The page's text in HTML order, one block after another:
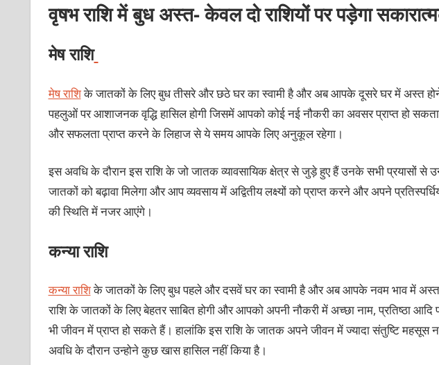
वृषभ राशि में बुध अस्त- केवल दो राशियों पर पड़ेगा
मेष राशि
मेष राशिके जातकों के लिए बुध तीसरे और छठे घर का स्वामी है और अब आपके दूसरे घर में अस्त
पहलुओं पर आशाजनक वृद्धि हासिल होगी जिसमें आपको कोई नई नौकरी का अवसर प्राप्त हो
और सफलता प्राप्त करने के लिहाज से ये समय आपके लिए अनुकूल रहेगा।
इस अवधि के दौरान इस राशि के जो जातक व्यावसायिक क्षेत्र से जुड़े हुए हैं उनके सभी प्रयासों से
जातकों को बढ़ावा मिलेगा और आप व्यवसाय में अद्वितीय लक्ष्यों को प्राप्त करने और अपने
की स्थिति में नजर आएंगे।
कन्या राशि
कन्या राशिके जातकों के लिए बुध पहले और दसवें घर का स्वामी है और अब आपके नवम भाव में अस्त
राशि के जातकों के लिए बेहतर साबित होगी और आपको अपनी नौकरी में अच्छा नाम, प्रतिष्ठा आदि
भी जीवन में प्राप्त हो सकते हैं। हालांकि इस राशि के जातक अपने जीवन में ज्यादा संतुष्टि
अवधि के दौरान उन्होने कुछ खास हासिल नहीं किया है।